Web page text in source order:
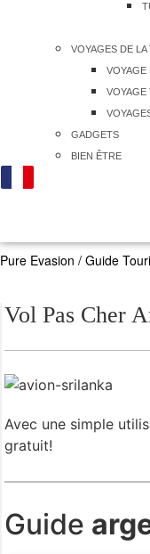
VOYAGES DE LA
VOYAGE
VOYAGE
GADGETS
BIEN ÊTRE
Pure Evasion / Guide
Vol Pas Cher
Avec une simple
gratuit!
Guide